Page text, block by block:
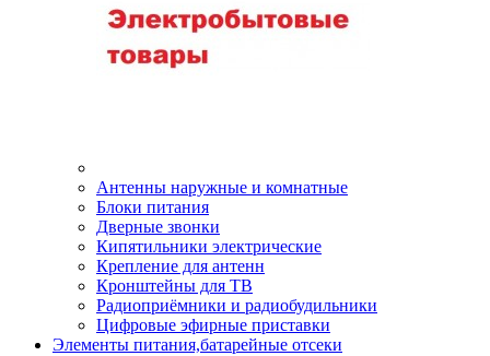
Антенны наружные и комнатные
Блоки питания
Дверные звонки
Кипятильники электрические
Крепление для антенн
Кронштейны для ТВ
Радиоприёмники и радиобудильники
Цифровые эфирные приставки
Элементы питания,батарейные отсеки